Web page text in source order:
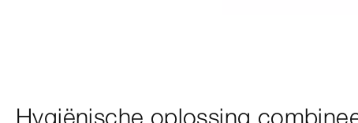
Hygiënische oplossing